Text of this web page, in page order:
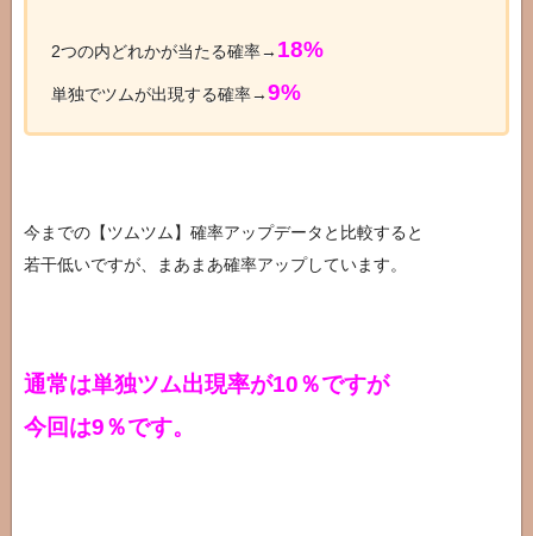
2つの内どれかが当たる確率→ 18%
単独でツムが出現する確率→9%
今までの【ツムツム】確率アップデータと比較すると
若干低いですが、まあまあ確率アップしています。
通常は単独ツム出現率が10％ですが
今回は9％です。